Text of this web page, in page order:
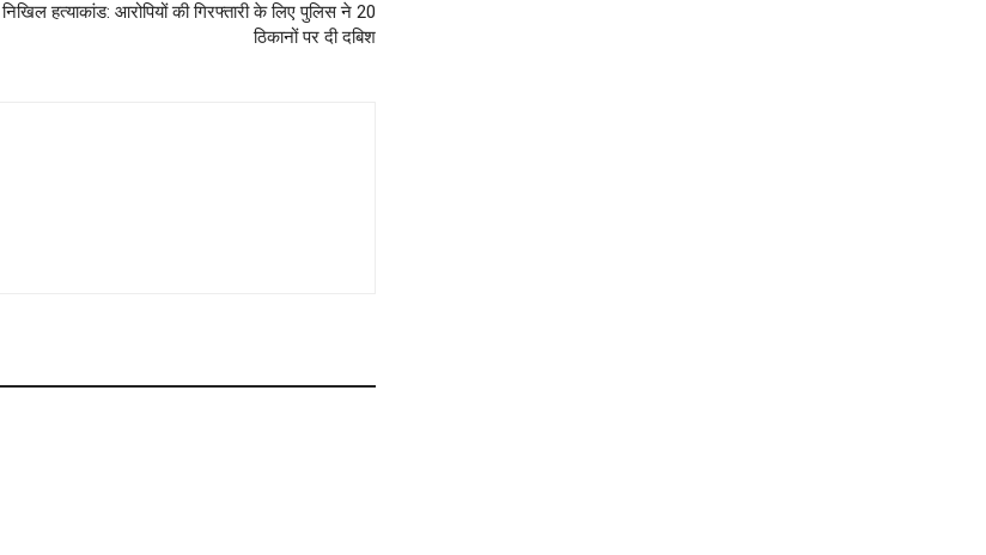
निखिल हत्याकांड: आरोपियों की गिरफ्तारी के लिए पुलिस ने 20
ठिकानों पर दी दबिश